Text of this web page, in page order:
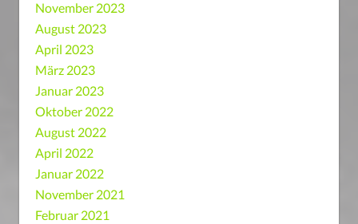
November 2023
August 2023
April 2023
März 2023
Januar 2023
Oktober 2022
August 2022
April 2022
Januar 2022
November 2021
Februar 2021